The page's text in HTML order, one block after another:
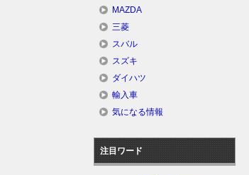
MAZDA
三菱
スバル
スズキ
ダイハツ
輸入車
気になる情報
注目ワード